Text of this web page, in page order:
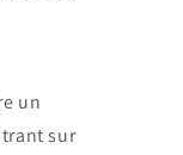
un
sur